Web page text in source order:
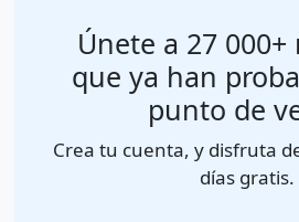
Únete a 27 000+
que ya han
punto de
Crea tu cuenta, y disfruta
días gratis.